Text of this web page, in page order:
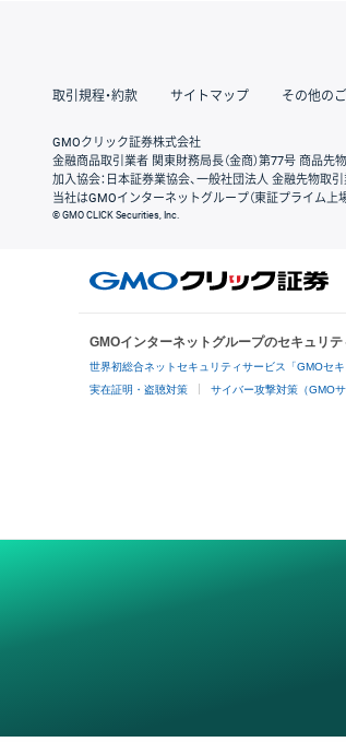
取引規程・約款 サイトマップ その他の
GMOクリック証券株式会社
金融商品取引業者 関東財務局長（金商）第77号 商品先
加入協会：日本証券業協会、一般社団法人 金融先物取
当社はGMOインターネットグループ（東証プライム上
© GMO CLICK Securities, Inc.
GMOインターネットグループのセキュリ
世界初総合ネットセキュリティサービス「GMOセキ
実在証明・盗聴対策 サイバー攻撃対策（GMO